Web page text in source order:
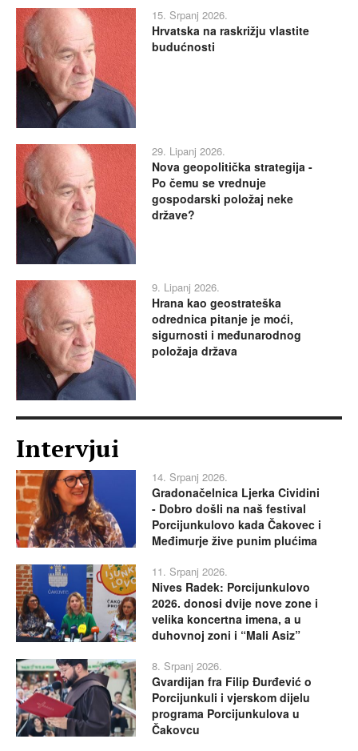
15. Srpanj 2026.
Hrvatska na raskrižju vlastite
budućnosti
29. Lipanj 2026.
Nova geopolitička strategija -
Po čemu se vrednuje
gospodarski položaj neke
države?
9. Lipanj 2026.
Hrana kao geostrateška
odrednica pitanje je moći,
sigurnosti i međunarodnog
položaja država
Intervjui
14. Srpanj 2026.
Gradonačelnica Ljerka Cividini
- Dobro došli na naš festival
Porcijunkulovo kada Čakovec i
Međimurje žive punim plućima
11. Srpanj 2026.
Nives Radek: Porcijunkulovo
2026. donosi dvije nove zone i
velika koncertna imena, a u
duhovnoj zoni i “Mali Asiz”
8. Srpanj 2026.
Gvardijan fra Filip Đurđević o
Porcijunkuli i vjerskom dijelu
programa Porcijunkulova u
Čakovcu